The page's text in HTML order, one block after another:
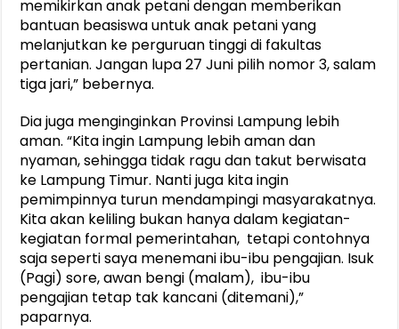
memikirkan anak petani dengan memberikan
bantuan beasiswa untuk anak petani yang
melanjutkan ke perguruan tinggi di fakultas
pertanian. Jangan lupa 27 Juni pilih nomor 3, salam
tiga jari,” bebernya.
Dia juga menginginkan Provinsi Lampung lebih
aman. “Kita ingin Lampung lebih aman dan
nyaman, sehingga tidak ragu dan takut berwisata
ke Lampung Timur. Nanti juga kita ingin
pemimpinnya turun mendampingi masyarakatnya.
Kita akan keliling bukan hanya dalam kegiatan-
kegiatan formal pemerintahan, tetapi contohnya
saja seperti saya menemani ibu-ibu pengajian. Isuk
(Pagi) sore, awan bengi (malam), ibu-ibu
pengajian tetap tak kancani (ditemani),”
paparnya.